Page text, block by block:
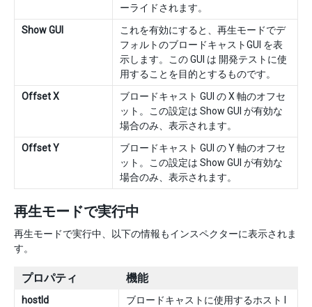
ーライドされます。
Show GUI
これを有効にすると、再生モードでデ
フォルトのブロードキャストGUI を表
示します。この GUI は 開発テストに使
用することを目的とするものです。
Offset X
ブロードキャスト GUI の X 軸のオフセ
ット。この設定は Show GUI が有効な
場合のみ、表示されます。
Offset Y
ブロードキャスト GUI の Y 軸のオフセ
ット。この設定は Show GUI が有効な
場合のみ、表示されます。
再生モードで実行中
再生モードで実行中、以下の情報もインスペクターに表示されま
す。
プロパティ 機能
hostId
ブロードキャストに使用するホスト I